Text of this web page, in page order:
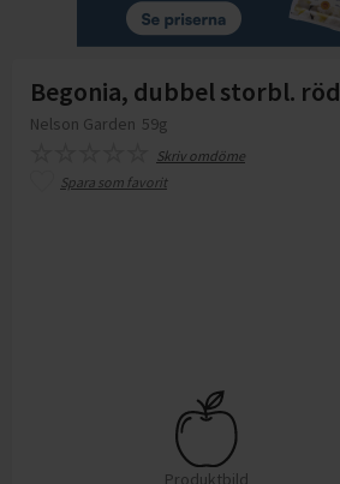
Begonia, dubbel storbl. röd
Nelson Garden 59g
Skriv omdöme
Spara som favorit
Produktbild